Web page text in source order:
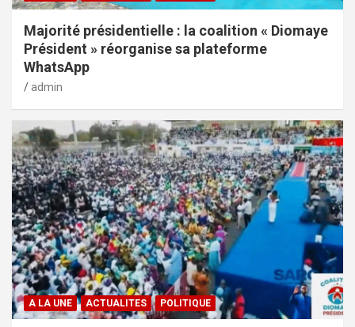
Majorité présidentielle : la coalition « Diomaye
Président » réorganise sa plateforme
WhatsApp
admin
A LA UNE ACTUALITES POLITIQUE